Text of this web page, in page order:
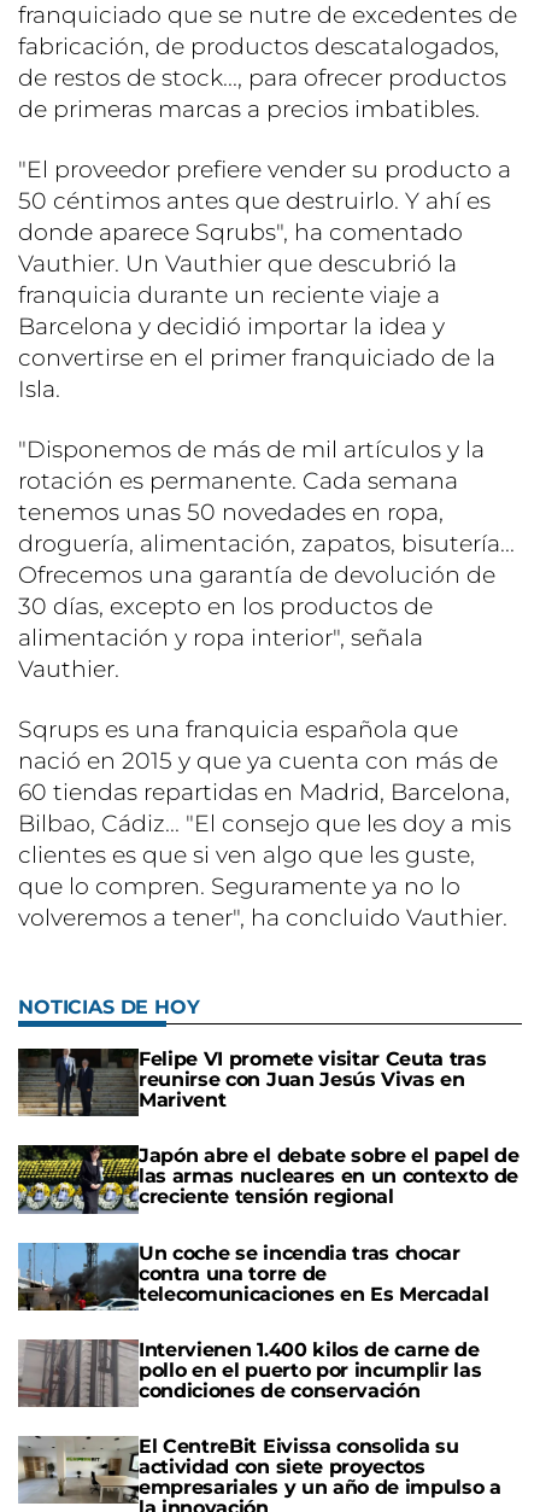
franquiciado que se nutre de excedentes de
fabricación, de productos descatalogados,
de restos de stock..., para ofrecer productos
de primeras marcas a precios imbatibles.
"El proveedor prefiere vender su producto a
50 céntimos antes que destruirlo. Y ahí es
donde aparece Sqrubs", ha comentado
Vauthier. Un Vauthier que descubrió la
franquicia durante un reciente viaje a
Barcelona y decidió importar la idea y
convertirse en el primer franquiciado de la
Isla.
"Disponemos de más de mil artículos y la
rotación es permanente. Cada semana
tenemos unas 50 novedades en ropa,
droguería, alimentación, zapatos, bisutería...
Ofrecemos una garantía de devolución de
30 días, excepto en los productos de
alimentación y ropa interior", señala
Vauthier.
Sqrups es una franquicia española que
nació en 2015 y que ya cuenta con más de
60 tiendas repartidas en Madrid, Barcelona,
Bilbao, Cádiz... "El consejo que les doy a mis
clientes es que si ven algo que les guste,
que lo compren. Seguramente ya no lo
volveremos a tener", ha concluido Vauthier.
NOTICIAS DE HOY
Felipe VI promete visitar Ceuta tras
reunirse con Juan Jesús Vivas en
Marivent
Japón abre el debate sobre el papel de
las armas nucleares en un contexto de
creciente tensión regional
Un coche se incendia tras chocar
contra una torre de
telecomunicaciones en Es Mercadal
Intervienen 1.400 kilos de carne de
pollo en el puerto por incumplir las
condiciones de conservación
El CentreBit Eivissa consolida su
actividad con siete proyectos
empresariales y un año de impulso a